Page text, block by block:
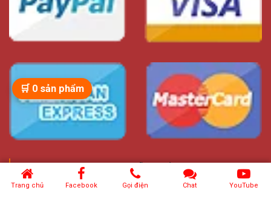
DZKJ999.com-nguyễn tuấn duy
Trang chủ Facebook Gọi điện Chat YouTube
🛒 0 sản phẩm